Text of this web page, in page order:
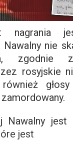
nagrania
Nawalny nie
zgodnie z
rosyjskie
Nawalny jest
jest